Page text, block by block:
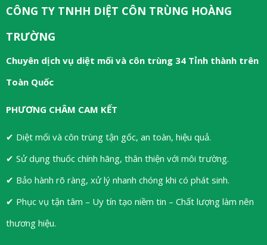
CÔNG TY TNHH DIỆT CÔN TRÙNG HOÀNG
TRƯỜNG
Chuyên dịch vụ diệt mối và côn trùng 34 Tỉnh thành trên
Toàn Quốc
PHƯƠNG CHÂM CAM KẾT
✔ Diệt mối và côn trùng tận gốc, an toàn, hiệu quả.
✔ Sử dụng thuốc chính hãng, thân thiện với môi trường.
✔ Bảo hành rõ ràng, xử lý nhanh chóng khi có phát sinh.
✔ Phục vụ tận tâm – Uy tín tạo niềm tin – Chất lượng làm nên
thương hiệu.